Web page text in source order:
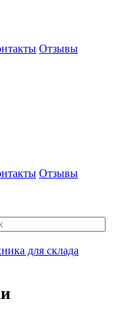
Отзывы
Отзывы
для склада